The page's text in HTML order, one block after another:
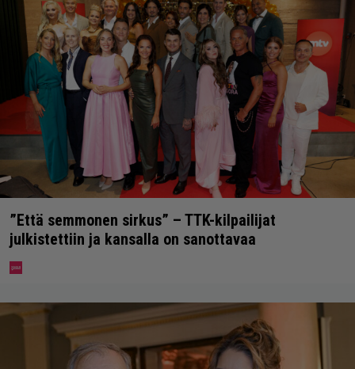
”Että semmonen sirkus” – TTK-kilpailijat
julkistettiin ja kansalla on sanottavaa